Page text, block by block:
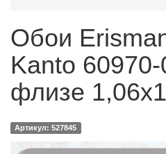
Обои
Kanto
флизе
Артикул: 527845